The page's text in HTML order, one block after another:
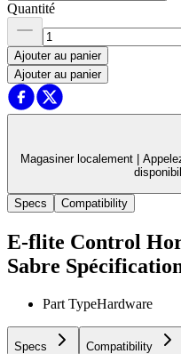
Quantité
Ajouter au panier
Ajouter au panier
Magasiner localement |
Specs Compatibility
E-flite Control
Sabre
Part TypeHardware
Specs Compatibility